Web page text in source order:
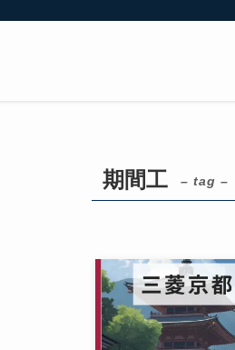
期間工 – tag –